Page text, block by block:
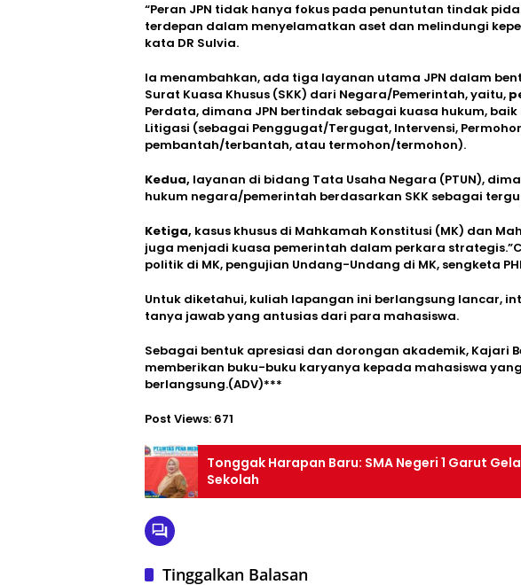
“Peran JPN tidak hanya fokus pada penuntutan tindak
terdepan dalam menyelamatkan aset dan melindungi
kata DR Sulvia.
Ia menambahkan, ada tiga layanan utama JPN dalam
Surat Kuasa Khusus (SKK) dari Negara/Pemerintah, yaitu,
Perdata, dimana JPN bertindak sebagai kuasa hukum,
Litigasi (sebagai Penggugat/Tergugat, Intervensi,
pembantah/terbantah, atau termohon/termohon).
Kedua, layanan di bidang Tata Usaha Negara (PTUN),
hukum negara/pemerintah berdasarkan SKK sebagai
Ketiga, kasus khusus di Mahkamah Konstitusi (MK) dan
juga menjadi kuasa pemerintah dalam perkara
politik di MK, pengujian Undang-Undang di MK, sengketa
Untuk diketahui, kuliah lapangan ini berlangsung lancar,
tanya jawab yang antusias dari para mahasiswa.
Sebagai bentuk apresiasi dan dorongan akademik, Kajari
memberikan buku-buku karyanya kepada mahasiswa
berlangsung.(ADV)***
Post Views: 671
Tonggak Harapan Baru: SMA Negeri 1 Garut
Sekolah
Tinggalkan Balasan